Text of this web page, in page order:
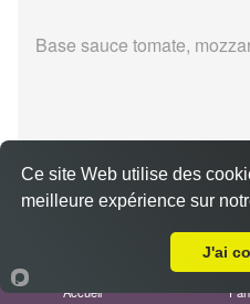
Base sauce tomate,
Calzon 3
Accueil
Ce site Web utilise des
meilleure expérience sur
J'ai